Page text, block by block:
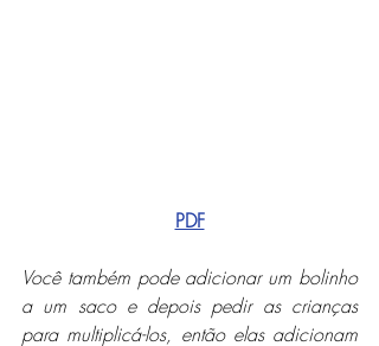
PDF
Você também pode adicionar um bolinho
a um saco e depois pedir as crianças
para multiplicá-los, então elas adicionam